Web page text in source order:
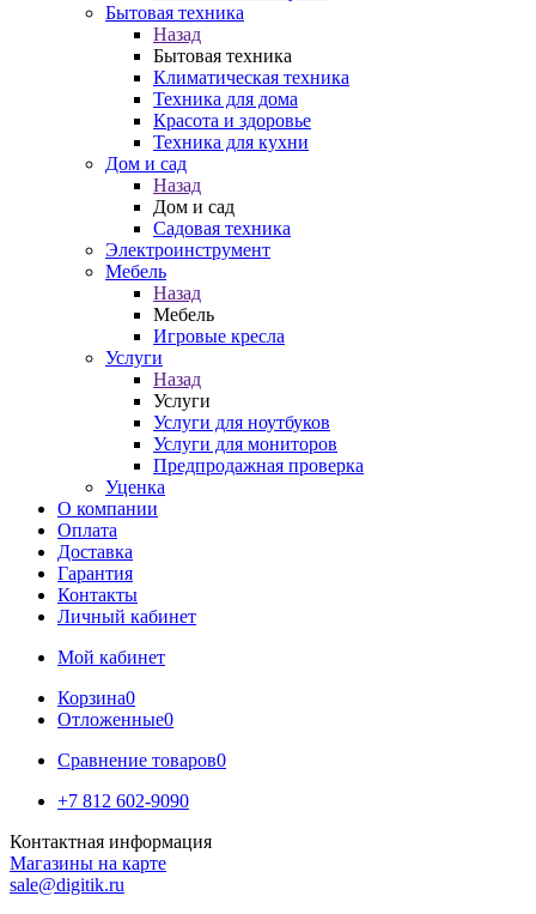
Бытовая техника
Назад
Бытовая техника
Климатическая техника
Техника для дома
Красота и здоровье
Техника для кухни
Дом и сад
Назад
Дом и сад
Садовая техника
Электроинструмент
Мебель
Назад
Мебель
Игровые кресла
Услуги
Назад
Услуги
Услуги для ноутбуков
Услуги для мониторов
Предпродажная проверка
Уценка
О компании
Оплата
Доставка
Гарантия
Контакты
Личный кабинет
Мой кабинет
Корзина0
Отложенные0
Сравнение товаров0
+7 812 602-9090
Контактная информация
Магазины на карте
sale@digitik.ru